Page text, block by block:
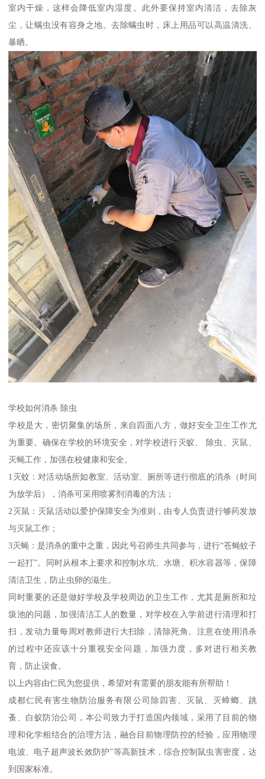
室内干燥，这样会降低室内湿度。此外要保持室内清洁，去除灰
尘，让螨虫没有容身之地。去除螨虫时，床上用品可以高温清洗、
暴晒。
学校如何消杀 除虫
学校是大，密切聚集的场所，来自四面八方，做好安全卫生工作尤
为重要。确保在学校的环境安全，对学校进行灭蚁、 除虫、灭鼠、
灭蝇工作，加强在校健康和安全。
1灭蚊：对活动场所如教室、活动室、厕所等进行彻底的消杀（时间
为放学后），消杀可采用喷雾剂消毒的方法；
2灭鼠：灭鼠活动以爱护保障安全为准则，由专人负责进行够药发放
与灭鼠工作；
3灭蝇：是消杀的重中之重，因此号召师生共同参与，进行“苍蝇蚊子
一起打”。同时从根本上要求和控制水坑、水塘、积水容器等，保障
清洁卫生，防止虫卵的滋生。
同时重要的还是做好学校及学校周边的卫生工作，尤其是厕所和垃
圾池的问题，加强清洁工人的数量，对学校在入学前进行清理和打
扫，发动力量每周对教师进行大扫除，清除死角。注意在使用消杀
的过程中还应该十分重视安全问题，加强力度，多对进行相关教
育，防止误食。
以上内容由仁民为您提供，希望对有需要的朋友能有所帮助！
成都仁民有害生物防治服务有限公司除四害、灭鼠、灭蟑螂、跳
蚤、白蚁防治公司，本公司致力于打造国内领域，采用了目前的物
理和化学相结合的治理方法，融合目前物理防控的经验，应用物理
电波、电子超声波长效防护”等高新技术，综合控制鼠虫害密度，达
到国家标准。